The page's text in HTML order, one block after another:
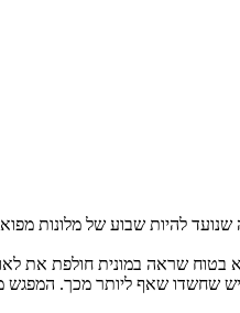
להיות שבוע של מלונות
בטוח שראה במונית חולפת את
שחשדו שאף ליותר מכך.